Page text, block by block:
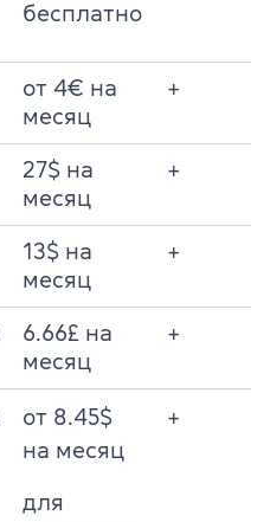
бесплатно
от 4€ на
месяц
+
27$ на
месяц
+
13$ на
месяц
+
6.66£ на
месяц
+
от 8.45$
на месяц
для
+